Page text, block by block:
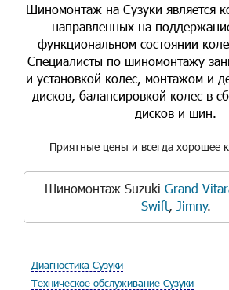
Шиномонтаж на Сузуки является
направленных на
функциональном состоянии
Специалисты по шиномонтажу
и установкой колес, монтажом и
дисков, балансировкой колес в
дисков и шин.
Приятные цены и всегда хорошее
Шиномонтаж Suzuki Grand
Swift, Jimny.
Диагностика Сузуки
Техническое обслуживание Сузуки